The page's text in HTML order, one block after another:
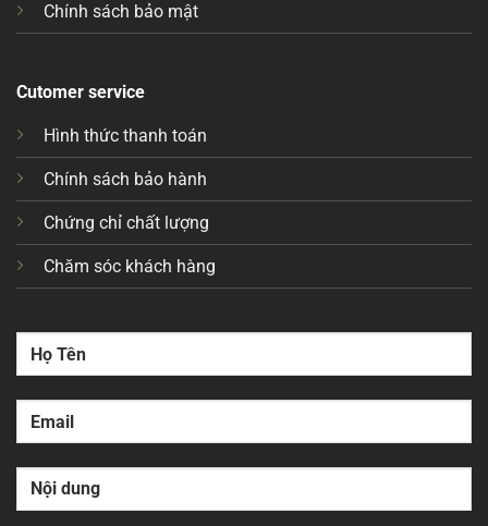
Chính sách bảo mật
Cutomer service
Hình thức thanh toán
Chính sách bảo hành
Chứng chỉ chất lượng
Chăm sóc khách hàng